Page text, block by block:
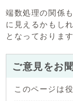
端数処理の関係
に見えるかもし
となっておりま
ご意見をお
このページは